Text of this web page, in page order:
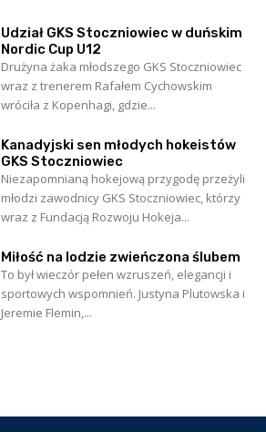
Udział GKS Stoczniowiec w duńskim
Nordic Cup U12
Drużyna żaka młodszego GKS Stoczniowiec
wraz z trenerem Rafałem Cychowskim
wróciła z Kopenhagi, gdzie...
Kanadyjski sen młodych hokeistów
GKS Stoczniowiec
Niezapomnianą hokejową przygodę przeżyli
młodzi zawodnicy GKS Stoczniowiec, którzy
wraz z Fundacją Rozwoju Hokeja...
Miłość na lodzie zwieńczona ślubem
To był wieczór pełen wzruszeń, elegancji i
sportowych wspomnień. Justyna Plutowska i
Jeremie Flemin,...